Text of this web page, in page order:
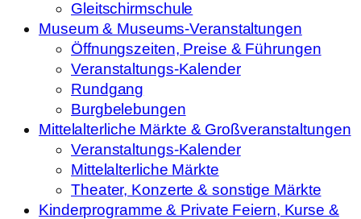
Gleitschirmschule
Museum & Museums-Veranstaltungen
Öffnungszeiten, Preise & Führungen
Veranstaltungs-Kalender
Rundgang
Burgbelebungen
Mittelalterliche Märkte & Großveranstaltungen
Veranstaltungs-Kalender
Mittelalterliche Märkte
Theater, Konzerte & sonstige Märkte
Kinderprogramme & Private Feiern, Kurse &